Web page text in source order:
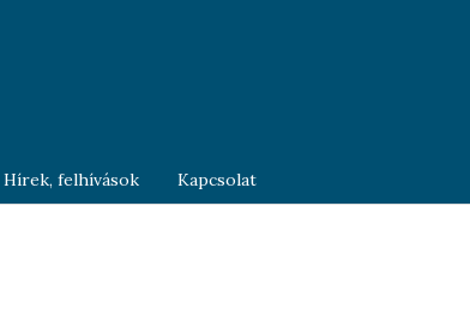
Hírek, felhívások Kapcsolat